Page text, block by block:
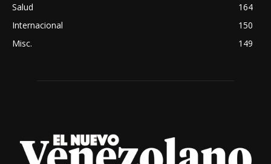
Salud
164
Internacional
150
Misc.
149